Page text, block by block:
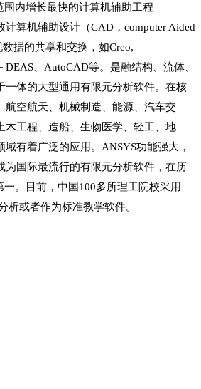
围内增长最快的计算机辅助工程
计算机辅助设计（CAD，computer Aided
据的共享和交换，如Creo,
、AutoCAD等。是融结构、流体、
一体的大型通用有限元分析软件。在核
航空航天、机械制造、能源、汽车交
木工程、造船、生物医学、轻工、地
有着广泛的应用。ANSYS功能强大，
为国际最流行的有限元分析软件，在历
。目前，中国100多所理工院校采用
析或者作为标准教学软件。